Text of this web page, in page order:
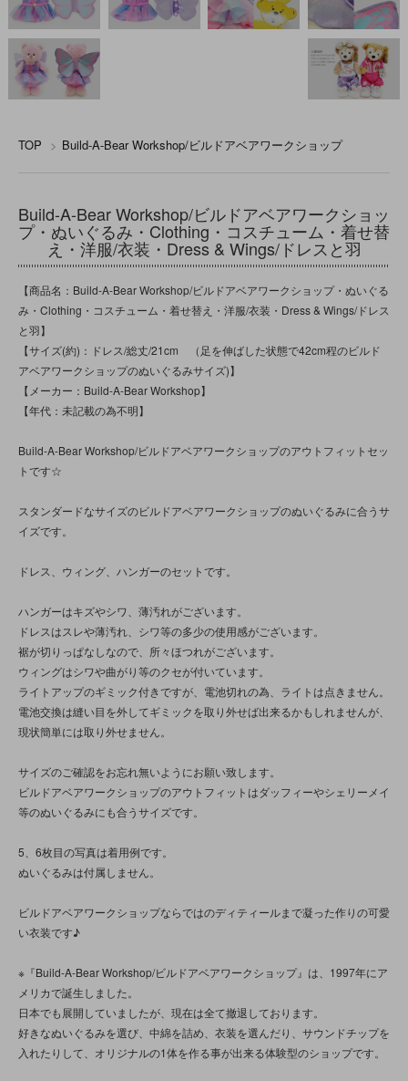
TOP > Build-A-Bear Workshop/ビルドアベアワークショップ
Build-A-Bear Workshop/ビルドアベアワークショッ
プ・ぬいぐるみ・Clothing・コスチューム・着せ替
え・洋服/衣装・Dress & Wings/ドレスと羽
【商品名：Build-A-Bear Workshop/ビルドアベアワークショップ・ぬいぐる
み・Clothing・コスチューム・着せ替え・洋服/衣装・Dress & Wings/ドレス
と羽】
【サイズ(約)：ドレス/総丈/21cm （足を伸ばした状態で42cm程のビルド
アベアワークショップのぬいぐるみサイズ)】
【メーカー：Build-A-Bear Workshop】
【年代：未記載の為不明】
Build-A-Bear Workshop/ビルドアベアワークショップのアウトフィットセッ
トです☆
スタンダードなサイズのビルドアベアワークショップのぬいぐるみに合うサ
イズです。
ドレス、ウィング、ハンガーのセットです。
ハンガーはキズやシワ、薄汚れがございます。
ドレスはスレや薄汚れ、シワ等の多少の使用感がございます。
裾が切りっぱなしなので、所々ほつれがございます。
ウィングはシワや曲がり等のクセが付いています。
ライトアップのギミック付きですが、電池切れの為、ライトは点きません。
電池交換は縫い目を外してギミックを取り外せば出来るかもしれませんが、
現状簡単には取り外せません。
サイズのご確認をお忘れ無いようにお願い致します。
ビルドアベアワークショップのアウトフィットはダッフィーやシェリーメイ
等のぬいぐるみにも合うサイズです。
5、6枚目の写真は着用例です。
ぬいぐるみは付属しません。
ビルドアベアワークショップならではのディティールまで凝った作りの可愛
い衣装です♪
※『Build-A-Bear Workshop/ビルドアベアワークショップ』は、1997年にア
メリカで誕生しました。
日本でも展開していましたが、現在は全て撤退しております。
好きなぬいぐるみを選び、中綿を詰め、衣装を選んだり、サウンドチップを
入れたりして、オリジナルの1体を作る事が出来る体験型のショップです。